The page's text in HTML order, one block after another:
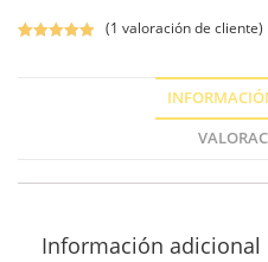
(1 valoración de cliente)
Información adicional